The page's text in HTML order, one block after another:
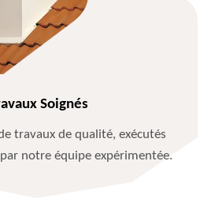
Soignés
travaux de qualité, exécutés
notre équipe expérimentée.